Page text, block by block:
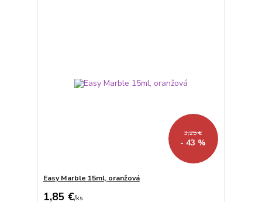
3,25 €
- 43 %
Easy Marble 15ml, oranžová
1,85 €/ks